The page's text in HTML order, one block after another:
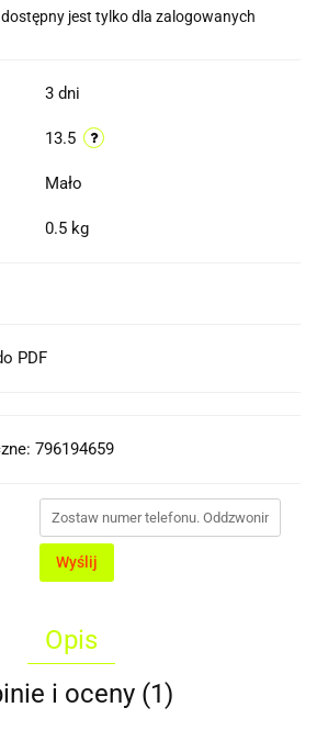
jest tylko dla zalogowanych
3 dni
13.5
Mało
0.5 kg
PDF
796194659
Wyślij
Opis
i oceny (1)